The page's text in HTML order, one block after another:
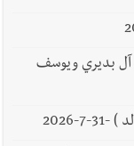
بدرية يوسف بديري -الدفن 1-8-2026 - آل بديري ويوسف
2026